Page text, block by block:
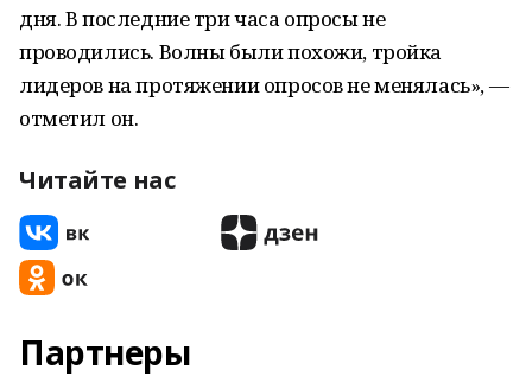
дня. В последние три часа опросы не
проводились. Волны были похожи, тройка
лидеров на протяжении опросов не менялась», —
отметил он.
Читайте нас
Партнеры